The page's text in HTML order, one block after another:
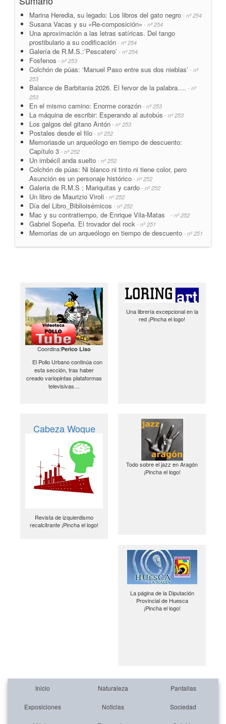
Marina Heredia, su legado: Los libros del gato negro - nº 254
Susana Vacas y su «Re-composición» - nº 254
Una aproximación a las letras satíricas. Del tango
prostibulario a su codificación - nº 254
Galería de R.M.S.:’Pescatero’ - nº 254
Fosfenos - nº 253
Colchón de púas: ‘Manuel Paso entre sus dos nieblas’ - nº
253
Balance de Barbitania 2026. El fervor de la palabra…. - nº
253
En el mismo camino: Enorme corazón - nº 253
La máquina de escribir: Esperando al autobús - nº 253
Los galgos del gitano Antón - nº 253
Postales desde el filo - nº 252
Memoriasde un arqueólogo en tiempo de descuento:
Capítulo 3 - nº 252
Un imbécil anda suelto - nº 252
Colchón de púas: Ni blanco ni tinto ni tiene color, pero
Asunción es un personaje histórico - nº 252
Galeria de R.M.S : Mariquitas y cardo - nº 252
Un libro de Maurizio Viroli - nº 252
Día del Libro_Biblioisémicos - nº 252
Mac y su contratiempo, de Enrique Vila-Matas - nº 252
Gabriel Sopeña. El trovador del rock - nº 251
Memorias de un arqueólogo en tiempo de descuento - nº 251
Coordina:Perico Liso
El Pollo Urbano continúa con
esta sección, tras haber
creado variopintas plataformas
televisivas…
Una librería excepcional en la
red ¡Pincha el logo!
Cabeza Woque
Revista de izquierdismo
recalcitrante ¡Pincha el logo!
Todo sobre el jazz en Aragón
¡Pincha el logo!
La página de la Diputación
Provincial de Huesca
¡Pincha el logo!
Inicio Naturaleza Pantallas
Exposiciones Noticias Sociedad